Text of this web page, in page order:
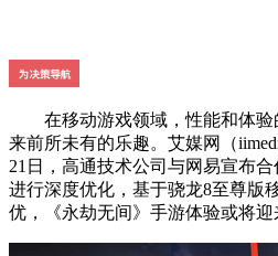
在移动游戏领域，性能和体验
来前所未有的乐趣。艾媒网（
21日，高通技术公司与网易宣布
进行深度优化，基于骁龙8至尊版
优，《永劫无间》手游体验或将迎